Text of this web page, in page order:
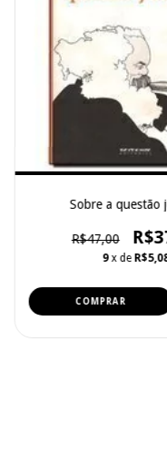
Sobre a questão
R$47,00
9 x de